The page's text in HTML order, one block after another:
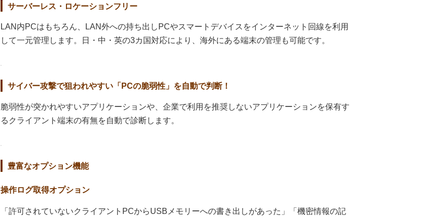
サーバーレス・ロケーションフリー
LAN内PCはもちろん、LAN外への持ち出しPCやスマートデバイスをインターネット回線を利用
して一元管理します。日・中・英の3カ国対応により、海外にある端末の管理も可能です。
サイバー攻撃で狙われやすい「PCの脆弱性」を自動で判断！
脆弱性が突かれやすいアプリケーションや、企業で利用を推奨しないアプリケーションを保有す
るクライアント端末の有無を自動で診断します。
豊富なオプション機能
操作ログ取得オプション
「許可されていないクライアントPCからUSBメモリーへの書き出しがあった」「機密情報の記